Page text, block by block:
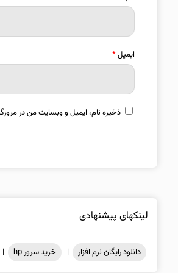
ایمیل*
ذخیره نام، ایمیل و وبسایت من در
لینکهای پیشنهادی
دانلود رایگان نرم افزار | خرید سرور hp |